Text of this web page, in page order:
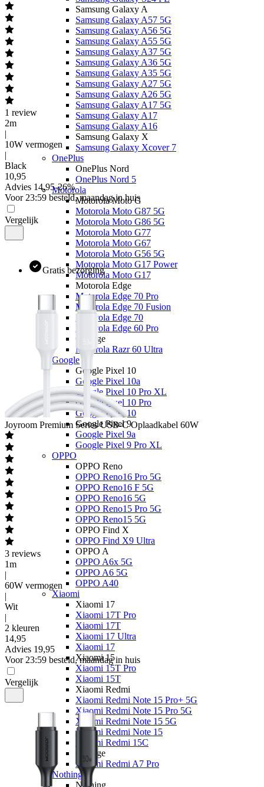
Samsung Galaxy A
Samsung Galaxy A57 5G
Samsung Galaxy A56 5G
Samsung Galaxy A55 5G
Samsung Galaxy A37 5G
Samsung Galaxy A36 5G
Samsung Galaxy A35 5G
Samsung Galaxy A27 5G
Samsung Galaxy A26 5G
Samsung Galaxy A17 5G
Samsung Galaxy A17
Samsung Galaxy A16
Samsung Galaxy X
Samsung Galaxy Xcover 7
OnePlus
OnePlus Nord
OnePlus Nord 5
Motorola
Motorola Moto G
Motorola Moto G87 5G
Motorola Moto G86 5G
Motorola Moto G77
Motorola Moto G67
Motorola Moto G56 5G
Motorola Moto G17 Power
Motorola Moto G17
Motorola Edge
Motorola Edge 70 Pro
Motorola Edge 70 Fusion
Motorola Edge 70
Motorola Edge 60 Pro
Overige
Motorola Razr 60 Ultra
Google
Google Pixel 10
Google Pixel 10a
Google Pixel 10 Pro XL
Google Pixel 10 Pro
Google Pixel 10
Google Pixel 9
Google Pixel 9a
Google Pixel 9 Pro XL
OPPO
OPPO Reno
OPPO Reno16 Pro 5G
OPPO Reno16 F 5G
OPPO Reno16 5G
OPPO Reno15 Pro 5G
OPPO Reno15 5G
OPPO Find X
OPPO Find X9 Ultra
OPPO A
OPPO A6x 5G
OPPO A6 5G
OPPO A40
Xiaomi
Xiaomi 17
Xiaomi 17T Pro
Xiaomi 17T
Xiaomi 17 Ultra
Xiaomi 17
Xiaomi 15
Xiaomi 15T Pro
Xiaomi 15T
Xiaomi Redmi
Xiaomi Redmi Note 15 Pro+ 5G
Xiaomi Redmi Note 15 Pro 5G
Xiaomi Redmi Note 15 5G
Xiaomi Redmi Note 15
Xiaomi Redmi 15C
Overige
Xiaomi Redmi A7 Pro
Nothing
Nothing
1 review
2m
|
10W vermogen
|
Black
10,95
Advies 14,95-26%
Voor 23:59 besteld, maandag in huis
Vergelijk
Gratis bezorging
Joyroom Premium Series USB-C Oplaadkabel 60W
3 reviews
1m
|
60W vermogen
|
Wit
|
2 kleuren
14,95
Advies 19,95
Voor 23:59 besteld, maandag in huis
Vergelijk